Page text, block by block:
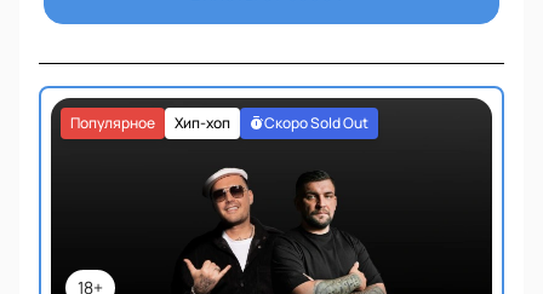
18+
Хип-хоп
Популярное Скоро Sold Out